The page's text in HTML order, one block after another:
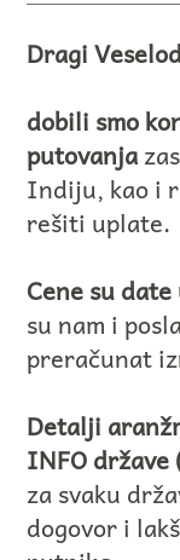
Dragi
dobili smo
putovanja
Indiju, kao i
rešiti uplate.
Cene su
su nam i
preračunat
Detalji
INFO
za svaku
dogovor i